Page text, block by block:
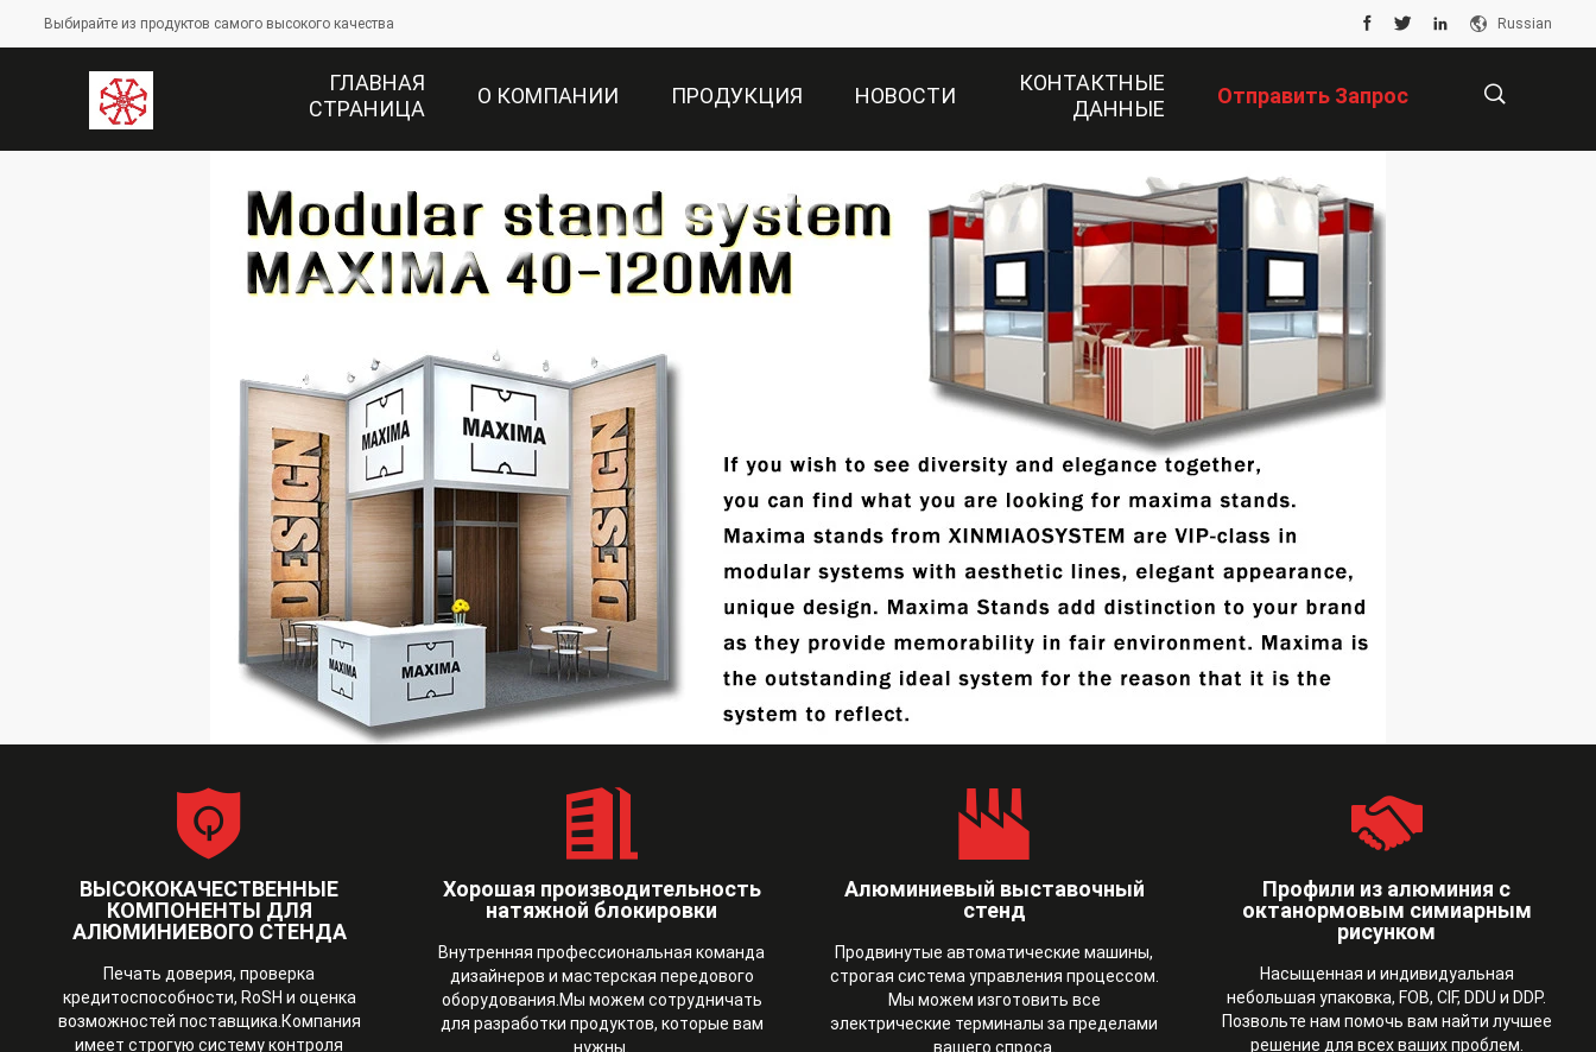
Выбирайте из продуктов самого высокого качества Russian
ГЛАВНАЯ
СТРАНИЦА
О КОМПАНИИ ПРОДУКЦИЯ НОВОСТИ
КОНТАКТНЫЕ
ДАННЫЕ
Отправить Запрос
ВЫСОКОКАЧЕСТВЕННЫЕ
КОМПОНЕНТЫ ДЛЯ
АЛЮМИНИЕВОГО СТЕНДА
Печать доверия, проверка
кредитоспособности, RoSH и оценка
возможностей поставщика.Компания
имеет строгую систему контроля
Хорошая производительность
натяжной блокировки
Внутренняя профессиональная команда
дизайнеров и мастерская передового
оборудования.Мы можем сотрудничать
для разработки продуктов, которые вам
нужны.
Алюминиевый выставочный
стенд
Продвинутые автоматические машины,
строгая система управления процессом.
Мы можем изготовить все
электрические терминалы за пределами
вашего спроса.
Профили из алюминия с
октанормовым симиарным
рисунком
Насыщенная и индивидуальная
небольшая упаковка, FOB, CIF, DDU и DDP.
Позвольте нам помочь вам найти лучшее
решение для всех ваших проблем.